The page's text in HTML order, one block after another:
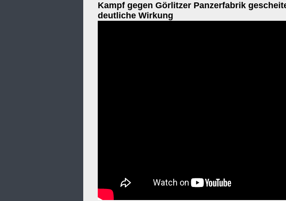
Kampf gegen Görlitzer Panzerfabrik
deutliche Wirkung